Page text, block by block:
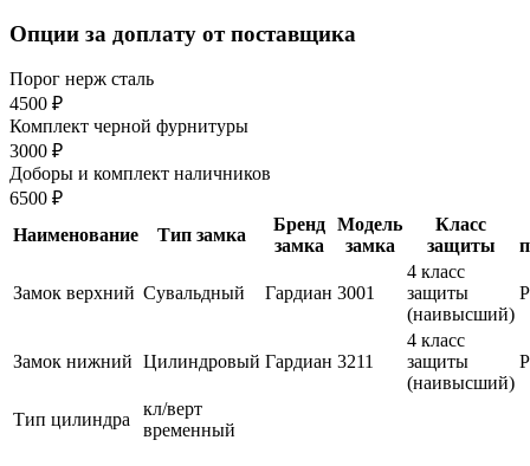
Опции за доплату от поставщика
Порог нерж сталь
4500 ₽
Комплект черной фурнитуры
3000 ₽
Доборы и комплект наличников
6500 ₽
Наименование
Тип замка
Бренд
замка
Модель
замка
Класс
защиты
Замок верхний Сувальдный Гардиан 3001
4 класс
защиты
(наивысший)
Замок нижний Цилиндровый Гардиан 3211
4 класс
защиты
(наивысший)
Тип цилиндра
кл/верт
временный